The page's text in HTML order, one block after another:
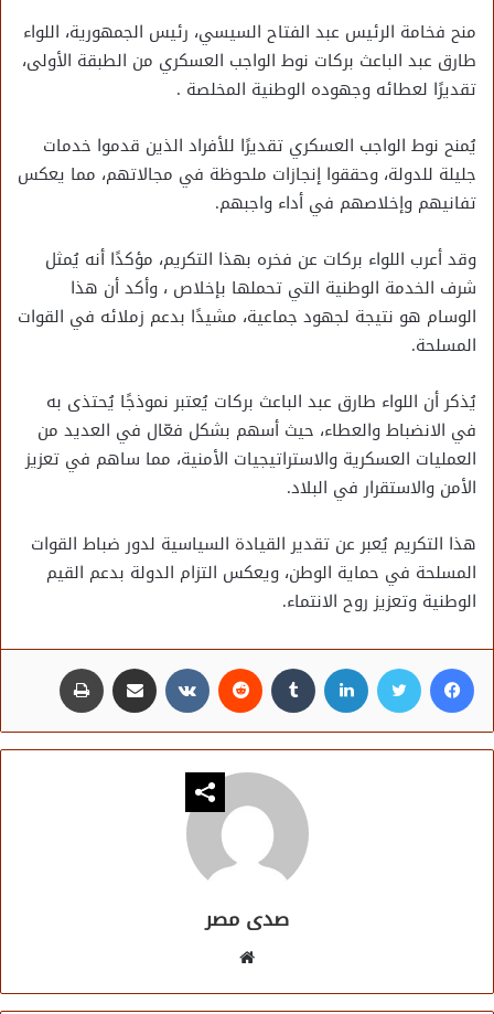
منح فخامة الرئيس عبد الفتاح السيسي، رئيس الجمهورية، اللواء
طارق عبد الباعث بركات نوط الواجب العسكري من الطبقة الأولى،
تقديرًا لعطائه وجهوده الوطنية المخلصة .
يُمنح نوط الواجب العسكري تقديرًا للأفراد الذين قدموا خدمات
جليلة للدولة، وحققوا إنجازات ملحوظة في مجالاتهم، مما يعكس
تفانيهم وإخلاصهم في أداء واجبهم.
وقد أعرب اللواء بركات عن فخره بهذا التكريم، مؤكدًا أنه يُمثل
شرف الخدمة الوطنية التي تحملها بإخلاص ، وأكد أن هذا
الوسام هو نتيجة لجهود جماعية، مشيدًا بدعم زملائه في القوات
المسلحة.
يُذكر أن اللواء طارق عبد الباعث بركات يُعتبر نموذجًا يُحتذى به
في الانضباط والعطاء، حيث أسهم بشكل فعّال في العديد من
العمليات العسكرية والاستراتيجيات الأمنية، مما ساهم في تعزيز
الأمن والاستقرار في البلاد.
هذا التكريم يُعبر عن تقدير القيادة السياسية لدور ضباط القوات
المسلحة في حماية الوطن، ويعكس التزام الدولة بدعم القيم
الوطنية وتعزيز روح الانتماء.
فيسبوك تويتر لينكدإن مشاركة عبر البريد
صدى مصر